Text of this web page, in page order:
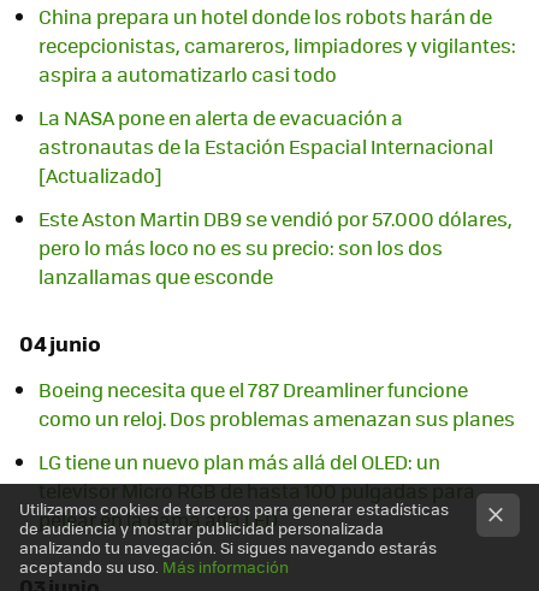
China prepara un hotel donde los robots harán de
recepcionistas, camareros, limpiadores y vigilantes:
aspira a automatizarlo casi todo
La NASA pone en alerta de evacuación a
astronautas de la Estación Espacial Internacional
[Actualizado]
Este Aston Martin DB9 se vendió por 57.000 dólares,
pero lo más loco no es su precio: son los dos
lanzallamas que esconde
04 junio
Boeing necesita que el 787 Dreamliner funcione
como un reloj. Dos problemas amenazan sus planes
LG tiene un nuevo plan más allá del OLED: un
televisor Micro RGB de hasta 100 pulgadas para
pelear en la gama alta LED
Utilizamos cookies de terceros para generar estadísticas
de audiencia y mostrar publicidad personalizada
analizando tu navegación. Si sigues navegando estarás
aceptando su uso. Más información